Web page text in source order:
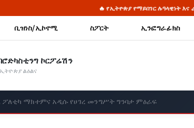
🔥 የኢትዮጵያ የማይበገር ሉዓላዊነት እና ራስን የመቻል ስኬታማ ጉዞ
ቢዝነስ/ኢኮኖሚ ስፖርት ኢንፎግራፊክስ
ኮርፖሬሽን
ልዕልና
ማክተምና አዲሱ የሀገረ መንግሥት ግንባታ ምዕራፍ